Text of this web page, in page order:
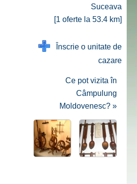
Suceava
[1 oferte la 53.4 km]
Înscrie o unitate de
cazare
Ce pot vizita în
Câmpulung
Moldovenesc? »